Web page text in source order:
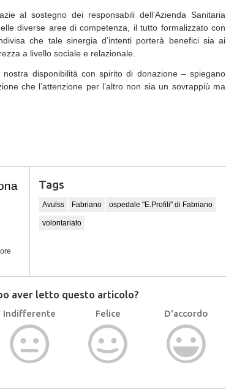
al sostegno dei responsabili dell’Azienda Sanitaria
diverse aree di competenza, il tutto formalizzato con
che tale sinergia d’intenti porterà benefici sia ai
a livello sociale e relazionale.
disponibilità con spirito di donazione – spiegano
che l’attenzione per l’altro non sia un sovrappiù ma
Tags
Avulss Fabriano ospedale "E.Profili" di Fabriano
volontariato
aver letto questo articolo?
Indifferente Felice D'accordo